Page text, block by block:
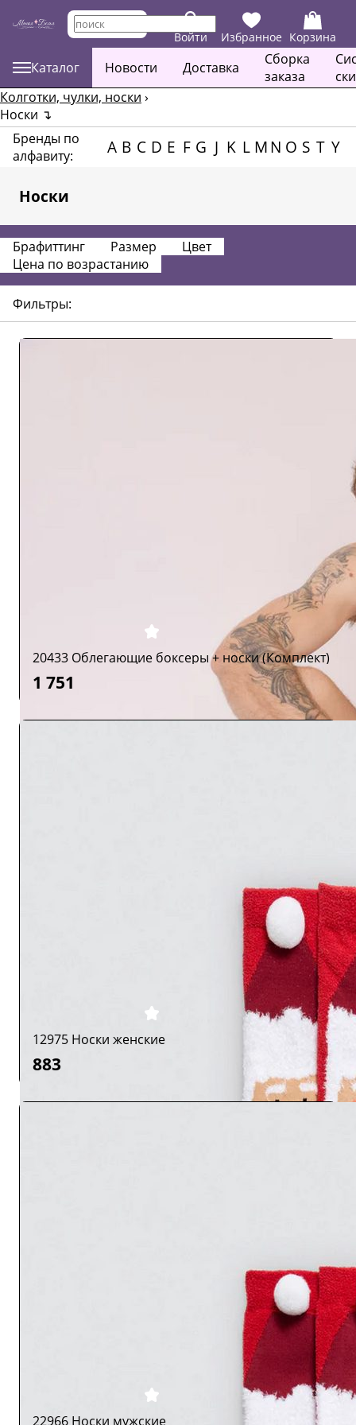
Войти Избранное Корзина
Каталог Новости Доставка
Сборка
заказа
Колготки, чулки, носки ›
Носки ↴
Бренды по
алфавиту:
A B C D E F G J K L MN O S T Y
Носки
Брафиттинг Размер
Цвет
Цена по возрастанию
Фильтры:
20433 Облегающие боксеры + носки (Комплект)
1 751
12975 Носки женские
883
22966 Носки мужские